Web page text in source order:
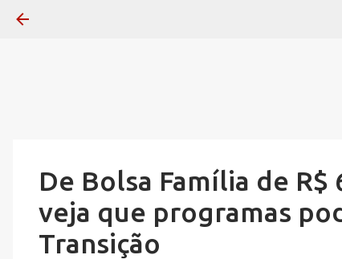
De Bolsa Família de R$
veja que programas
Transição